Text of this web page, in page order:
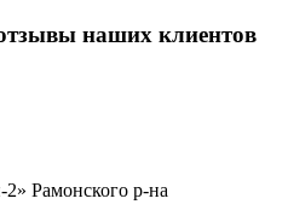
наших клиентов
Рамонского р-на